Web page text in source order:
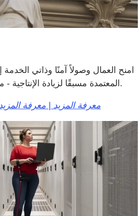
امنح العمال وصولاً آمنًا وذاتي الخدمة
المعتمدة مسبقًا لزيادة الإنتاجية - مع الحفاظ على امتثالهم.
معرفة المزيد | معرفة